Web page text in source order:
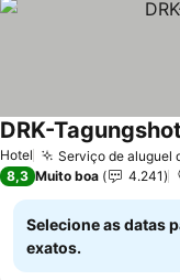
Hotel Serviço de aluguel
DRK-
8,3 Muito boa 4.241
Selecione as datas
exatos.